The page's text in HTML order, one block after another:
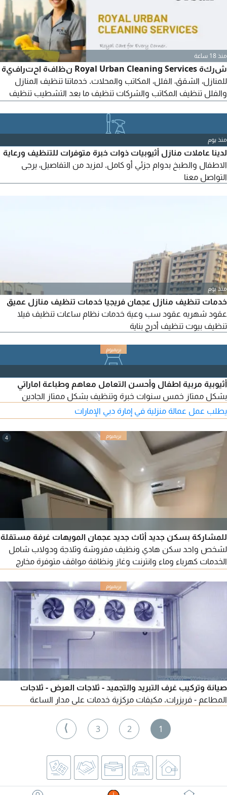
منذ 18 ساعة
شركة Royal Urban Cleaning Services نظافة احترافية
للمنازل، الشقق، الفلل، المكاتب والمحلات. خدماتنا تنظيف المنازل
والفلل تنظيف المكاتب والشركات تنظيف ما بعد التشطيب تنظيف
وأسعار تنافسية نخدم جميع أنحاء دبي والامارات. للحجز والاستفسار
منذ يوم
لدينا عاملات منازل أثيوبيات ذوات خبرة متوفرات للتنظيف ورعاية
الاطفال والطبخ بدوام جزئي أو كامل. لمزيد من التفاصيل، يرجى
التواصل معنا
منذ يوم
خدمات تنظيف منازل عجمان فريجيا خدمات تنظيف منازل عميق
عقود شهريه عقود سب وعية خدمات نظام ساعات تنظيف فيلا
تنظيف بيوت تنظيف أدرج بناية
أثيوبية مربية اطفال وأحسن التعامل معاهم وطباعة اماراتي
بشكل ممتاز خمس سنوات خبرة وتنظيف بشكل ممتاز الجادين
يطلب عمل عمالة منزلية في إمارة دبي الإمارات
4
للمشاركة بسكن جديد أثاث جديد عجمان المويهات غرفة مستقلة
لشخص واحد سكن هادي ونظيف مفروشة وثلاجة ودولاب شامل
الخدمات كهرباء وماء وانترنت وغاز ونظافة مواقف متوفرة مخارج
صيانة وتركيب غرف التبريد والتجميد - ثلاجات العرض - ثلاجات
المطاعم - فريزرات. مكيفات مركزية خدمات على مدار الساعة
1
2
3
⟩